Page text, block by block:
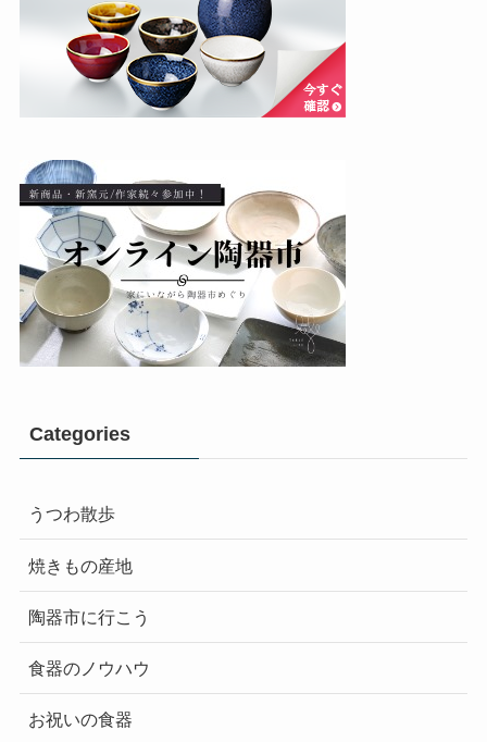
Categories
うつわ散歩
焼きもの産地
陶器市に行こう
食器のノウハウ
お祝いの食器